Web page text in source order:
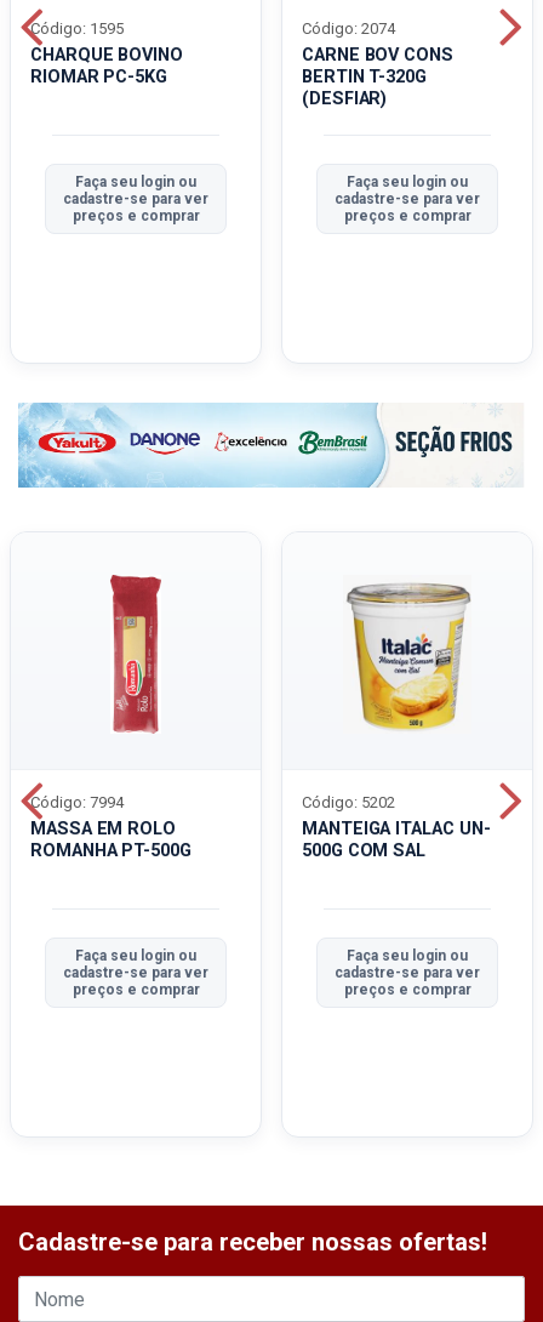
CHARQUE BOVINO
RIOMAR PC-5KG
Código: 1595
Faça seu login ou
cadastre-se para ver
preços e comprar
CARNE BOV CONS
BERTIN T-320G
(DESFIAR)
Código: 2074
Faça seu login ou
cadastre-se para ver
preços e comprar
MASSA EM ROLO
ROMANHA PT-500G
Código: 7994
Faça seu login ou
cadastre-se para ver
preços e comprar
MANTEIGA ITALAC UN-
500G COM SAL
Código: 5202
Faça seu login ou
cadastre-se para ver
preços e comprar
Cadastre-se para receber nossas ofertas!